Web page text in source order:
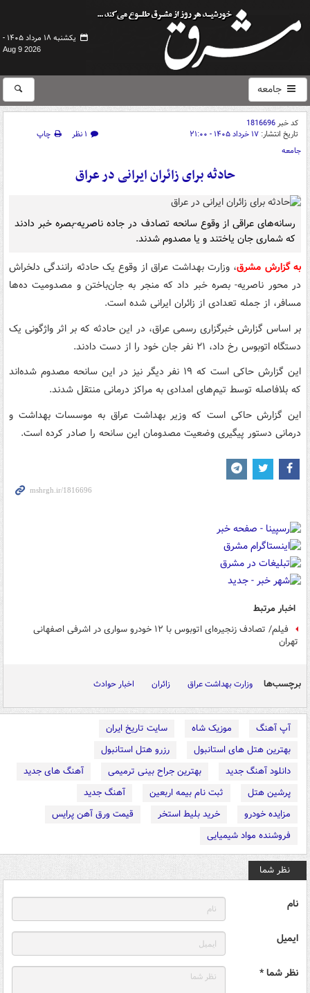
یکشنبه ۱۸ مرداد ۱۴۰۵ -
Aug 9 2026
جامعه
کد خبر1816696
تاریخ انتشار: ۱۷ خرداد ۱۴۰۵ - ۲۱:۰۰ ۱ نظر
چاپ
جامعه
حادثه برای زائران ایرانی در عراق
رسانه‌های عراقی از وقوع سانحه تصادف در جاده ناصریه-بصره خبر دادند
که شماری جان یاختند و یا مصدوم شدند.
به گزارش مشرق، وزارت بهداشت عراق از وقوع یک حادثه رانندگی دلخراش
در محور ناصریه- بصره خبر داد که منجر به جان‌باختن و مصدومیت ده‌ها
مسافر، از جمله تعدادی از زائران ایرانی شده است.
بر اساس گزارش خبرگزاری رسمی عراق، در این حادثه که بر اثر واژگونی یک
دستگاه اتوبوس رخ داد، ۲۱ نفر جان خود را از دست دادند.
این گزارش حاکی است که ۱۹ نفر دیگر نیز در این سانحه مصدوم شده‌اند
که بلافاصله توسط تیم‌های امدادی به مراکز درمانی منتقل شدند.
این گزارش حاکی است که وزیر بهداشت عراق به موسسات بهداشت و
درمانی دستور پیگیری وضعیت مصدومان این سانحه را صادر کرده است.
اخبار مرتبط
فیلم/ تصادف زنجیره‌ای اتوبوس با ۱۲ خودرو سواری در اشرفی اصفهانی
تهران
برچسب‌ها وزارت بهداشت عراق زائران اخبار حوادث
آپ آهنگ موزیک شاه
سایت تاریخ ایران
بهترین هتل های استانبول
رزرو هتل استانبول
دانلود آهنگ جدید
بهترین جراح بینی ترمیمی
آهنگ های جدید
پرشین هتل
ثبت نام بیمه اربعین
آهنگ جدید
مزایده خودرو
خرید بلیط استخر
قیمت ورق آهن پرایس
فروشنده مواد شیمیایی
نظر شما
نام
ایمیل
نظر شما *